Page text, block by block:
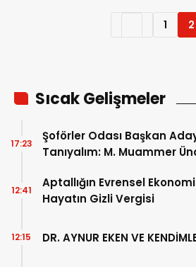
1 2
Sıcak Gelişmeler
Şoförler Odası Başkan
Tanıyalım: M. Muammer
17:23
Aptallığın Evrensel
Hayatın Gizli Vergisi
12:41
DR. AYNUR EKEN VE
12:15